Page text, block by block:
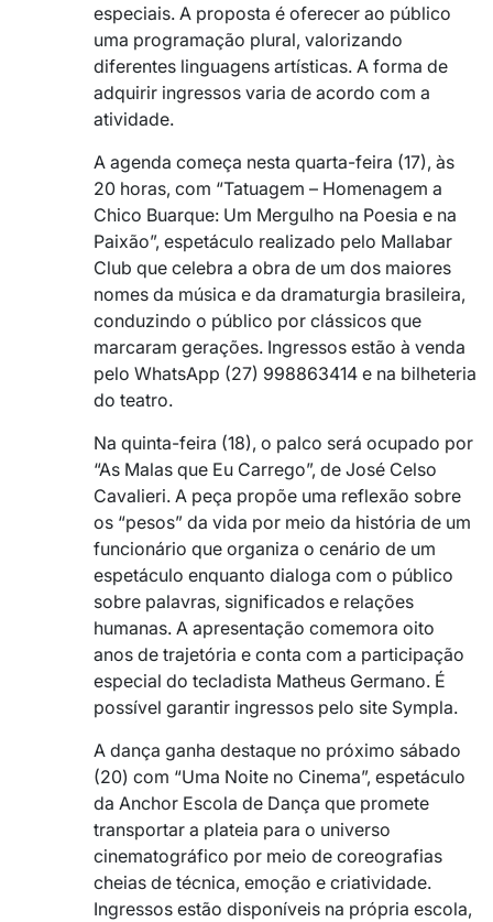
especiais. A proposta é oferecer ao público
uma programação plural, valorizando
diferentes linguagens artísticas. A forma de
adquirir ingressos varia de acordo com a
atividade.
A agenda começa nesta quarta-feira (17), às
20 horas, com “Tatuagem – Homenagem a
Chico Buarque: Um Mergulho na Poesia e na
Paixão”, espetáculo realizado pelo Mallabar
Club que celebra a obra de um dos maiores
nomes da música e da dramaturgia brasileira,
conduzindo o público por clássicos que
marcaram gerações. Ingressos estão à venda
pelo WhatsApp (27) 998863414 e na bilheteria
do teatro.
Na quinta-feira (18), o palco será ocupado por
“As Malas que Eu Carrego”, de José Celso
Cavalieri. A peça propõe uma reflexão sobre
os “pesos” da vida por meio da história de um
funcionário que organiza o cenário de um
espetáculo enquanto dialoga com o público
sobre palavras, significados e relações
humanas. A apresentação comemora oito
anos de trajetória e conta com a participação
especial do tecladista Matheus Germano. É
possível garantir ingressos pelo site Sympla.
A dança ganha destaque no próximo sábado
(20) com “Uma Noite no Cinema”, espetáculo
da Anchor Escola de Dança que promete
transportar a plateia para o universo
cinematográfico por meio de coreografias
cheias de técnica, emoção e criatividade.
Ingressos estão disponíveis na própria escola,